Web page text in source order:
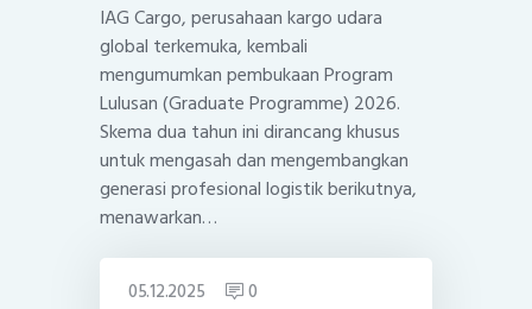
IAG Cargo, perusahaan kargo udara
global terkemuka, kembali
mengumumkan pembukaan Program
Lulusan (Graduate Programme) 2026.
Skema dua tahun ini dirancang khusus
untuk mengasah dan mengembangkan
generasi profesional logistik berikutnya,
menawarkan…
05.12.2025 0